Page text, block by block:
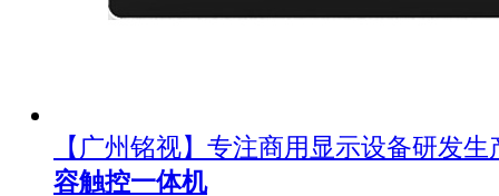
【广州铭视】专注商用显示设备研发
容触控一体机